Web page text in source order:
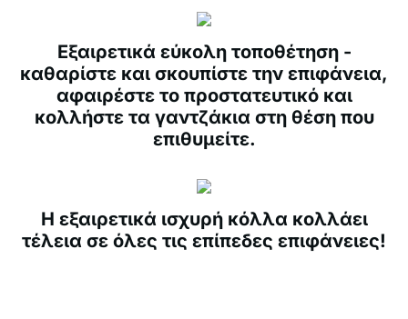
Εξαιρετικά εύκολη τοποθέτηση -
καθαρίστε και σκουπίστε την επιφάνεια,
αφαιρέστε το προστατευτικό και
κολλήστε τα γαντζάκια στη θέση που
επιθυμείτε.
Η εξαιρετικά ισχυρή κόλλα κολλάει
τέλεια σε όλες τις επίπεδες επιφάνειες!